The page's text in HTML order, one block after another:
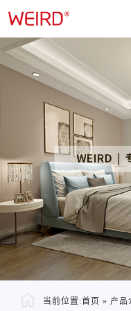
当前位置:首页 » 产品